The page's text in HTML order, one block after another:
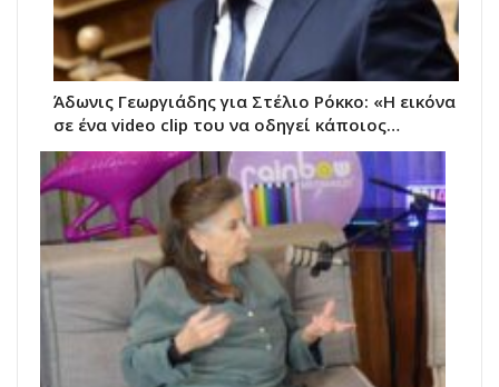
Άδωνις Γεωργιάδης για Στέλιο Ρόκκο: «Η εικόνα
σε ένα video clip του να οδηγεί κάποιος…